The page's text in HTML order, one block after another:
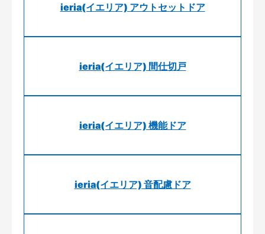
ieria(イエリア) アウトセットドア
ieria(イエリア) 間仕切戸
ieria(イエリア) 機能ドア
ieria(イエリア) 音配慮ドア